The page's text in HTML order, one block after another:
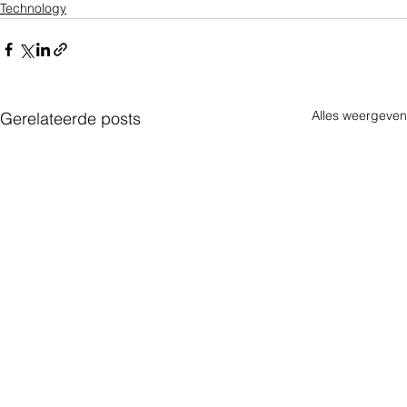
Technology
Gerelateerde posts Alles weergeven